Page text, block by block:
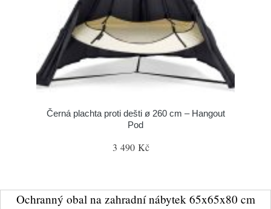
Černá plachta proti dešti ø 260 cm – Hangout
Pod
3 490 Kč
Ochranný obal na zahradní nábytek 65x65x80 cm